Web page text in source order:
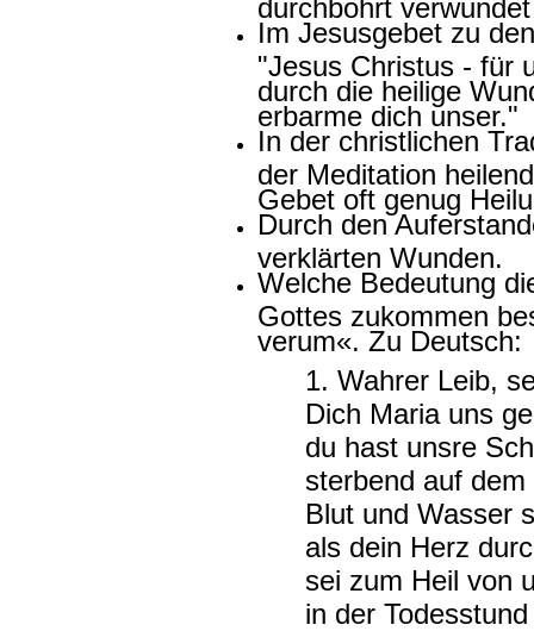
Im Jesusgebet zu
"Jesus Christus - für
durch die heilige
erbarme dich unser."
In der christlichen
der Meditation
Gebet oft genug
Durch den
verklärten Wunden.
Welche Bedeutung
Gottes zukommen
verum«. Zu Deutsch:
1. Wahrer Leib,
Dich Maria uns
du hast unsre
sterbend auf
Blut und Wasser
als dein Herz
sei zum Heil von
in der